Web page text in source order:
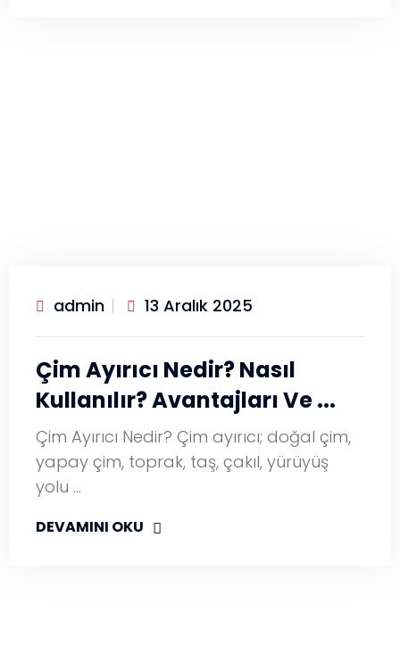
admin 13 Aralık 2025
Çim Ayırıcı Nedir? Nasıl
Kullanılır? Avantajları Ve ...
Çim Ayırıcı Nedir? Çim ayırıcı; doğal çim,
yapay çim, toprak, taş, çakıl, yürüyüş
yolu …
DEVAMINI OKU